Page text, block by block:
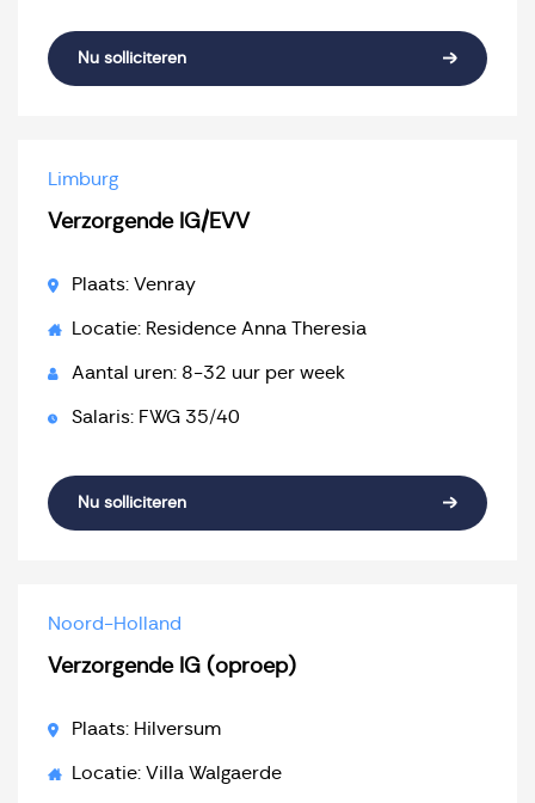
Nu solliciteren
Limburg
Verzorgende IG/EVV
Plaats: Venray
Locatie: Residence Anna Theresia
Aantal uren: 8-32 uur per week
Salaris: FWG 35/40
Nu solliciteren
Noord-Holland
Verzorgende IG (oproep)
Plaats: Hilversum
Locatie: Villa Walgaerde